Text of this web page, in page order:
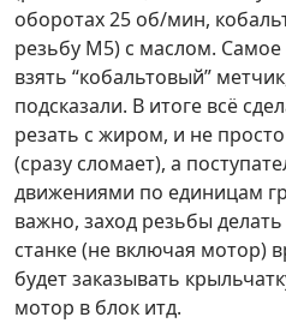
оборотах 25 об/мин,
резьбу М5) с маслом. Самое
взять “кобальтовый”
подсказали. В итоге всё
резать с жиром, и не
(сразу сломает), а
движениями по единицам
важно, заход резьбы
станке (не включая мотор)
будет заказывать
мотор в блок итд.